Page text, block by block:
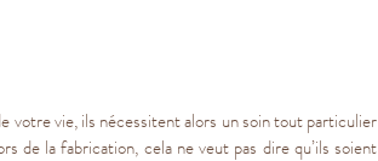
votre vie, ils nécessitent alors un soin tout particulier
de la fabrication, cela ne veut pas dire qu’ils soient